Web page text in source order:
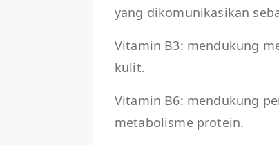
yang dikomunikasikan
Vitamin B3: mendukung
kulit.
Vitamin B6: mendukung
metabolisme protein.